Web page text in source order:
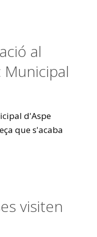
al
d'Aspe
que s'acaba
visiten